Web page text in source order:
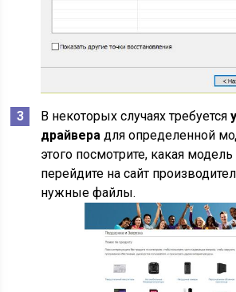
В некоторых случаях требуется
драйвера для определенной
этого посмотрите, какая
перейдите на сайт
нужные файлы.